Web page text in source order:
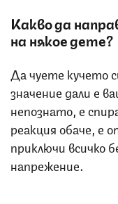
Какво да
на някое дете?
Да чуете кучето
значение дали е
непознато, е
реакция обаче, е
приключи всичко
напрежение.